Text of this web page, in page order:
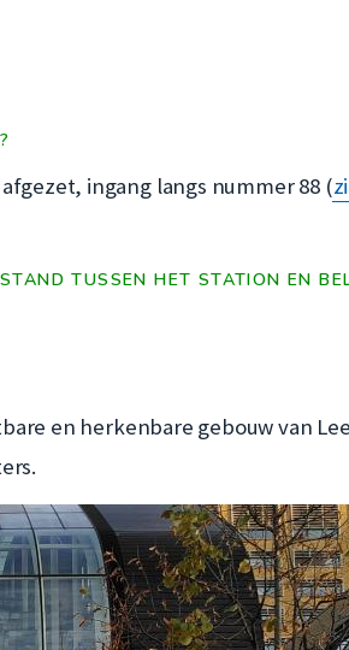
ingang langs nummer 88 (
TUSSEN HET STATION EN
en herkenbare gebouw van